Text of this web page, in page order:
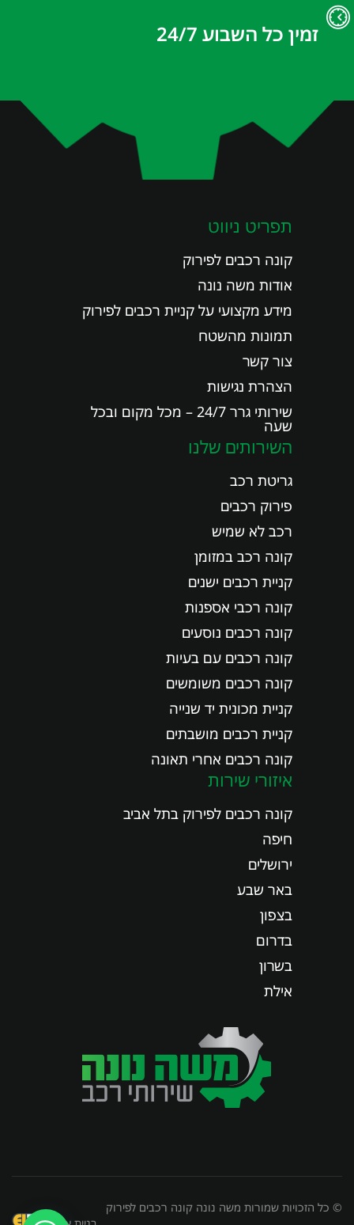
זמין כל השבוע 24/7
תפריט ניווט
קונה רכבים לפירוק
אודות משה נונה
מידע מקצועי על קניית רכבים לפירוק
תמונות מהשטח
צור קשר
הצהרת נגישות
שירותי גרר 24/7 – מכל מקום ובכל
שעה
השירותים שלנו
גריטת רכב
פירוק רכבים
רכב לא שמיש
קונה רכב במזומן
קניית רכבים ישנים
קונה רכבי אספנות
קונה רכבים נוסעים
קונה רכבים עם בעיות
קונה רכבים משומשים
קניית מכונית יד שנייה
קניית רכבים מושבתים
קונה רכבים אחרי תאונה
איזורי שירות
קונה רכבים לפירוק בתל אביב
חיפה
ירושלים
באר שבע
בצפון
בדרום
בשרון
אילת
© כל הזכויות שמורות משה נונה קונה רכבים לפירוק